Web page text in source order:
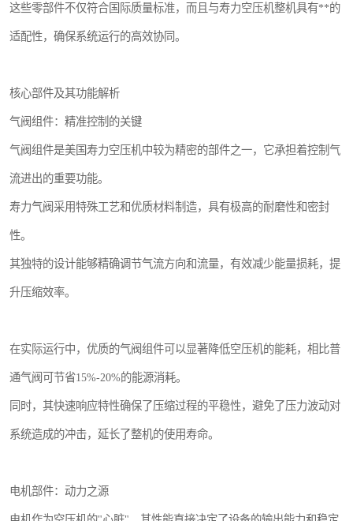
这些零部件不仅符合国际质量标准，而且与寿力空压机整机具有**的
适配性，确保系统运行的高效协同。
核心部件及其功能解析
气阀组件：精准控制的关键
气阀组件是美国寿力空压机中较为精密的部件之一，它承担着控制气
流进出的重要功能。
寿力气阀采用特殊工艺和优质材料制造，具有极高的耐磨性和密封
性。
其独特的设计能够精确调节气流方向和流量，有效减少能量损耗，提
升压缩效率。
在实际运行中，优质的气阀组件可以显著降低空压机的能耗，相比普
通气阀可节省15%-20%的能源消耗。
同时，其快速响应特性确保了压缩过程的平稳性，避免了压力波动对
系统造成的冲击，延长了整机的使用寿命。
电机部件：动力之源